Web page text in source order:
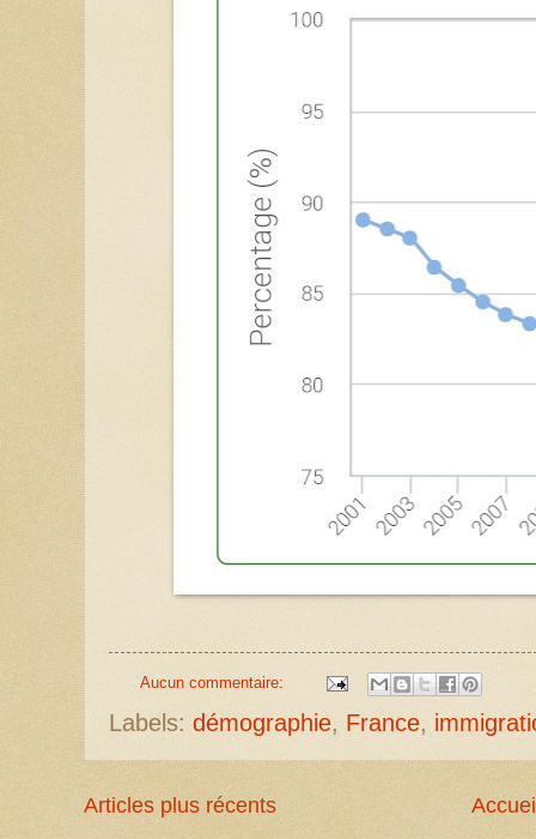
Aucun commentaire:
Labels: démographie, France,
Articles plus récents